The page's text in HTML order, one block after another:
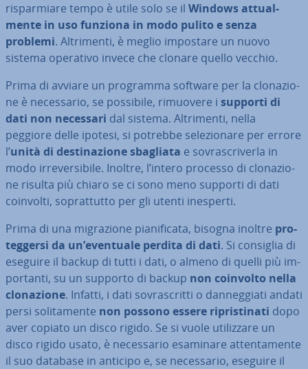
ri­spar­mia­re tempo è utile solo se il Windows at­tual­
men­te in uso funziona in modo pulito e senza
problemi. Al­tri­men­ti, è meglio impostare un nuovo
sistema operativo invece che clonare quello vecchio.
Prima di avviare un programma software per la clo­na­zio­
ne è ne­ces­sa­rio, se possibile, rimuovere i supporti di
dati non necessari dal sistema. Al­tri­men­ti, nella
peggiore delle ipotesi, si potrebbe se­le­zio­na­re per errore
l’unità di de­sti­na­zio­ne sbagliata e so­vra­scri­ver­la in
modo ir­re­ver­si­bi­le. Inoltre, l’intero processo di clo­na­zio­
ne risulta più chiaro se ci sono meno supporti di dati
coinvolti, so­prat­tut­to per gli utenti inesperti.
Prima di una mi­gra­zio­ne pia­ni­fi­ca­ta, bisogna inoltre pro­
teg­ger­si da un’eventuale perdita di dati. Si consiglia di
eseguire il backup di tutti i dati, o almeno di quelli più im­
por­tan­ti, su un supporto di backup non coinvolto nella
clo­na­zio­ne. Infatti, i dati so­vra­scrit­ti o dan­neg­gia­ti andati
persi so­li­ta­men­te non possono essere ri­pri­sti­na­ti dopo
aver copiato un disco rigido. Se si vuole uti­liz­za­re un
disco rigido usato, è ne­ces­sa­rio esaminare at­ten­ta­men­te
il suo database in anticipo e, se ne­ces­sa­rio, eseguire il